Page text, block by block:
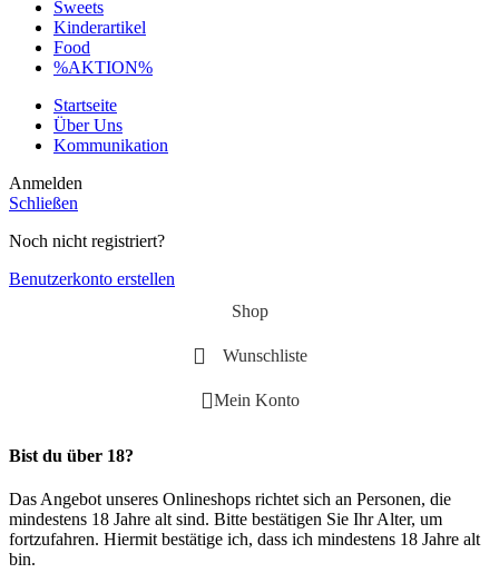
Sweets
Kinderartikel
Food
%AKTION%
Startseite
Über Uns
Kommunikation
Anmelden
Schließen
Noch nicht registriert?
Benutzerkonto erstellen
Shop
Wunschliste
Mein Konto
Bist du über 18?
Das Angebot unseres Onlineshops richtet sich an Personen, die
mindestens 18 Jahre alt sind. Bitte bestätigen Sie Ihr Alter, um
fortzufahren. Hiermit bestätige ich, dass ich mindestens 18 Jahre alt
bin.